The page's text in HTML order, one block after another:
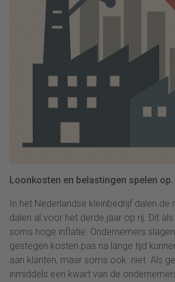
Loonkosten en belastingen spelen op.
In het Nederlandse kleinbedrijf dalen
dalen al voor het derde jaar op rij. Dit
soms hoge inflatie. Ondernemers
gestegen kosten pas na lange tijd
aan klanten, maar soms ook. niet. Als
inmiddels een kwart van de